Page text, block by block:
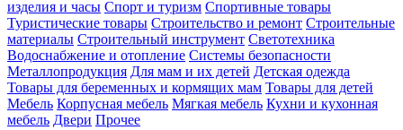
изделия и часы Спорт и туризм Спортивные товары
Туристические товары Строительство и ремонт Строительные
материалы Строительный инструмент Светотехника
Водоснабжение и отопление Системы безопасности
Металлопродукция Для мам и их детей Детская одежда
Товары для беременных и кормящих мам Товары для детей
Мебель Корпусная мебель Мягкая мебель Кухни и кухонная
мебель Двери Прочее